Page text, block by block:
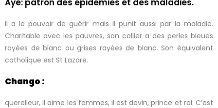
Ayé: patron des épidémies et des maladies.
Il a le pouvoir de guérir mais il punit aussi par la maladie.
Charitable avec les pauvres, son collier a des perles bleues
rayées de blanc ou grises rayées de blanc. Son équivalent
catholique est St Lazare.
Chango :
querelleur, il aime les femmes, il est devin, prince et roi. C’est